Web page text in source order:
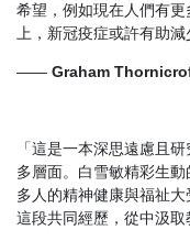
希望，例如現在人們有
上，新冠疫症或許有助減
—— Graham
「這是一本深思遠慮且
多層面。白雪敏精彩生
多人的精神健康與福祉
這段共同經歷，從中汲取